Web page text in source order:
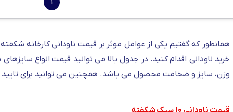
1
همانطور که گفتیم یکی از عوامل موثر بر قیمت ناودانی کارخانه
خرید ناودانی اقدام کنید. در جدول بالا می توانید قیمت انواع
وزن، سایز و ضخامت محصول می باشد. همچنین می توانید برای تایید